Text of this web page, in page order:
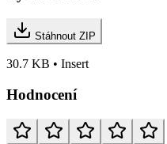
Stáhnout ZIP
30.7 KB • Insert
Hodnocení